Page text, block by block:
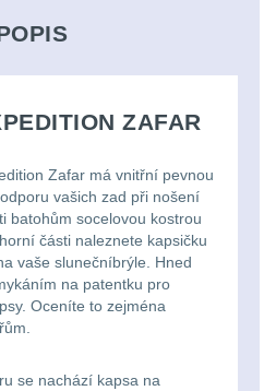
ZAFAR
Zafar má vnitřní pevnou
vašich zad při nošení
batohům socelovou kostrou
části naleznete kapsičku
vaše slunečníbrýle. Hned
na patentku pro
Oceníte to zejména
se nachází kapsa na